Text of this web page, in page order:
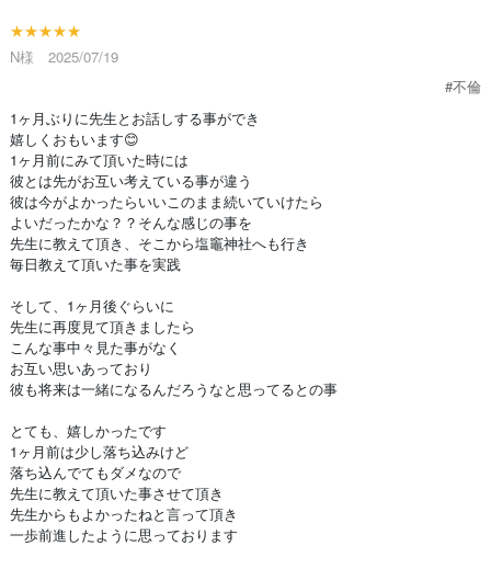
★★★★★
N様 2025/07/19
#不倫
1ヶ月ぶりに先生とお話しする事ができ
嬉しくおもいます😊
1ヶ月前にみて頂いた時には
彼とは先がお互い考えている事が違う
彼は今がよかったらいいこのまま続いていけたら
よいだったかな？？そんな感じの事を
先生に教えて頂き、そこから塩竈神社へも行き
毎日教えて頂いた事を実践
そして、1ヶ月後ぐらいに
先生に再度見て頂きましたら
こんな事中々見た事がなく
お互い思いあっており
彼も将来は一緒になるんだろうなと思ってるとの事
とても、嬉しかったです
1ヶ月前は少し落ち込みけど
落ち込んでてもダメなので
先生に教えて頂いた事させて頂き
先生からもよかったねと言って頂き
一歩前進したように思っております